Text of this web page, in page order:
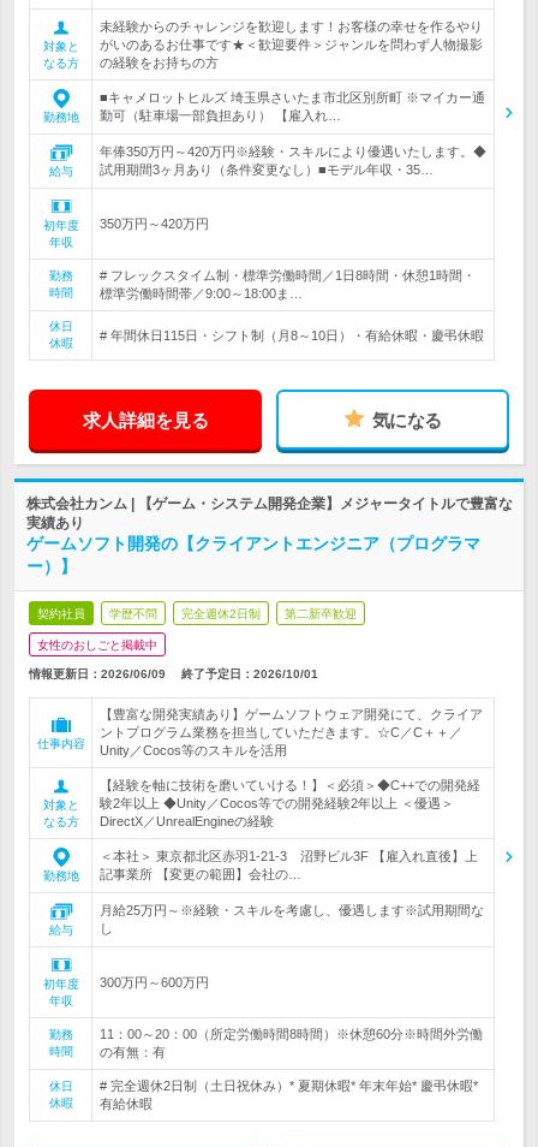
対象と
なる方
未経験からのチャレンジを歓迎します！お客様の幸せを作るやり
がいのあるお仕事です★＜歓迎要件＞ジャンルを問わず人物撮影
の経験をお持ちの方
勤務地
■キャメロットヒルズ 埼玉県さいたま市北区別所町 ※マイカー通
勤可（駐車場一部負担あり） 【雇入れ…
給与
年俸350万円～420万円※経験・スキルにより優遇いたします。◆
試用期間3ヶ月あり（条件変更なし）■モデル年収・35…
初年度
年収
350万円～420万円
勤務
時間
# フレックスタイム制・標準労働時間／1日8時間・休憩1時間・
標準労働時間帯／9:00～18:00ま…
休日
休暇
# 年間休日115日・シフト制（月8～10日）・有給休暇・慶弔休暇
求人詳細を見る 気になる
株式会社カンム | 【ゲーム・システム開発企業】メジャータイトルで豊富な
実績あり
ゲームソフト開発の【クライアントエンジニア（プログラマ
ー）】
契約社員 学歴不問 完全週休2日制 第二新卒歓迎
女性のおしごと掲載中
情報更新日：2026/06/09 終了予定日： 2026/10/01
仕事内容
【豊富な開発実績あり】ゲームソフトウェア開発にて、クライア
ントプログラム業務を担当していただきます。☆C／C＋＋／
Unity／Cocos等のスキルを活用
対象と
なる方
【経験を軸に技術を磨いていける！】＜必須＞◆C++での開発経
験2年以上 ◆Unity／Cocos等での開発経験2年以上 ＜優遇＞
DirectX／UnrealEngineの経験
勤務地
＜本社＞ 東京都北区赤羽1-21-3 沼野ビル3F 【雇入れ直後】上
記事業所 【変更の範囲】会社の…
給与
月給25万円～※経験・スキルを考慮し、優遇します※試用期間な
し
初年度
年収
300万円～600万円
勤務
時間
11：00～20：00（所定労働時間8時間）※休憩60分※時間外労働
の有無：有
休日
休暇
# 完全週休2日制（土日祝休み）* 夏期休暇* 年末年始* 慶弔休暇*
有給休暇